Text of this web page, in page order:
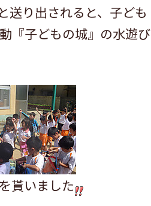
送り出されると、子ども
『子どもの城』の水遊び
貰いました